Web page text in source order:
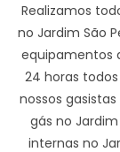
Realizamos
no Jardim São
equipamentos
24 horas
nossos
gás no
internas no